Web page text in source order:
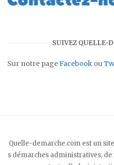
SUIVEZ QUELLE-
Sur notre pageFacebook ou
Quelle-demarche.com est un
s démarches administratives,